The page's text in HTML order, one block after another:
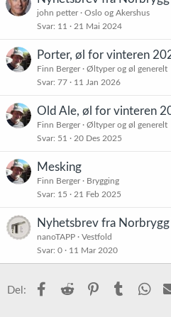
john petter
Oslo og Akershus
Svar 11 21 Mai 2024
Porter, øl for vinteren
Finn Berger
Øltyper og øl generelt
Svar 77 11 Jan 2026
Old Ale, øl for vinteren
Finn Berger
Øltyper og øl generelt
Svar 51 20 Des 2025
Mesking
Finn Berger
Brygging
Svar 15 21 Feb 2025
Nyhetsbrev fra
nanoTAPP
Vestfold
Svar 0 11 Mar 2020
Del: Facebook
Reddit PinterestTumblr